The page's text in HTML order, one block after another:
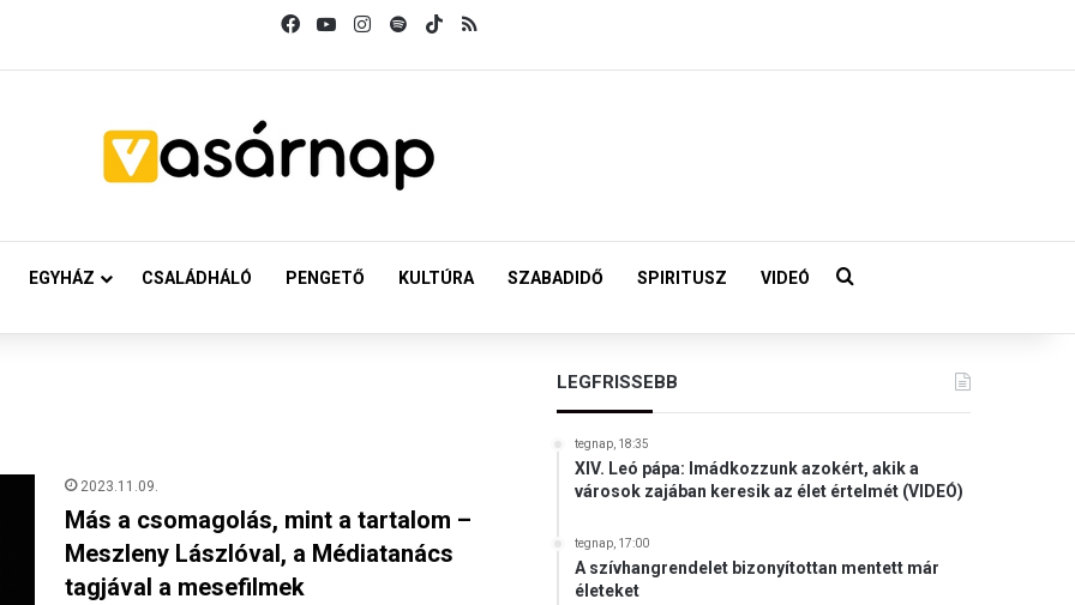
FacebookYouTubeInstagram
SpotifyTikTok
EGYHÁZ CSALÁDHÁLÓ PENGETŐ KULTÚRA SZABADIDŐ SPIRITUSZ VIDEÓ Keresés:
2023.11.09.
Más a csomagolás, mint a tartalom –
Meszleny Lászlóval, a Médiatanács
tagjával a mesefilmek
LEGFRISSEBB
tegnap, 18:35
XIV. Leó pápa: Imádkozzunk azokért, akik a
városok zajában keresik az élet értelmét (VIDEÓ)
tegnap, 17:00
A szívhangrendelet bizonyítottan mentett már
életeket